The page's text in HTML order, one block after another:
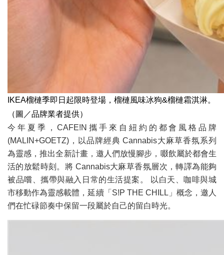
IKEA榴槤季即日起限時登場，榴槤風味冰狗&榴槤霜淇淋。
（圖／品牌業者提供）
今年夏季，CAFE!N攜手來自紐約的都會風格品牌
(MALIN+GOETZ)，以品牌經典 Cannabis大麻草香氛系列
為靈感，推出全新計畫，邀⼈們放慢腳步，啜飲屬於都會⽣
活的放鬆時刻。將 Cannabis大麻草香氛層次，轉譯為能夠
被品嚐、攜帶與融入日常的生活提案。 以白天、咖啡與城
市移動作為靈感載體，延續「S!P THE CHILL」概念，邀人
們在忙碌節奏中保留⼀段屬於自己的留白時光。